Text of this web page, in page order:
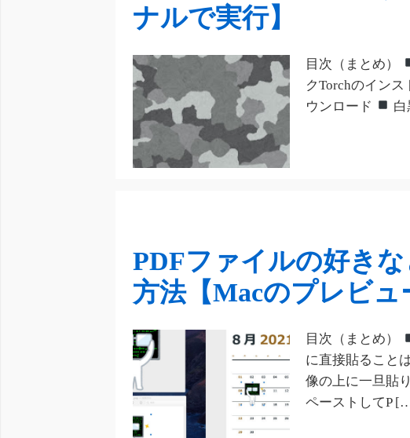
ナルで実行】
目次（まとめ）
クTorchのインス
ウンロード
PDFファイルの好き
方法【Macのプレビュ
目次（まとめ）
に直接貼ること
像の上に一旦貼
ペーストしてP